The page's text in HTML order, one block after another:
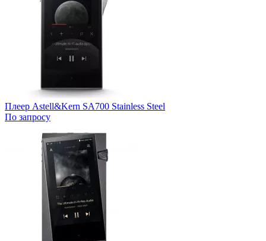
Плеер Astell&Kern SA700 Stainless Steel
По запросу